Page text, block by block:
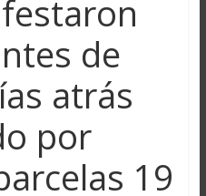
de
atrás
por
19